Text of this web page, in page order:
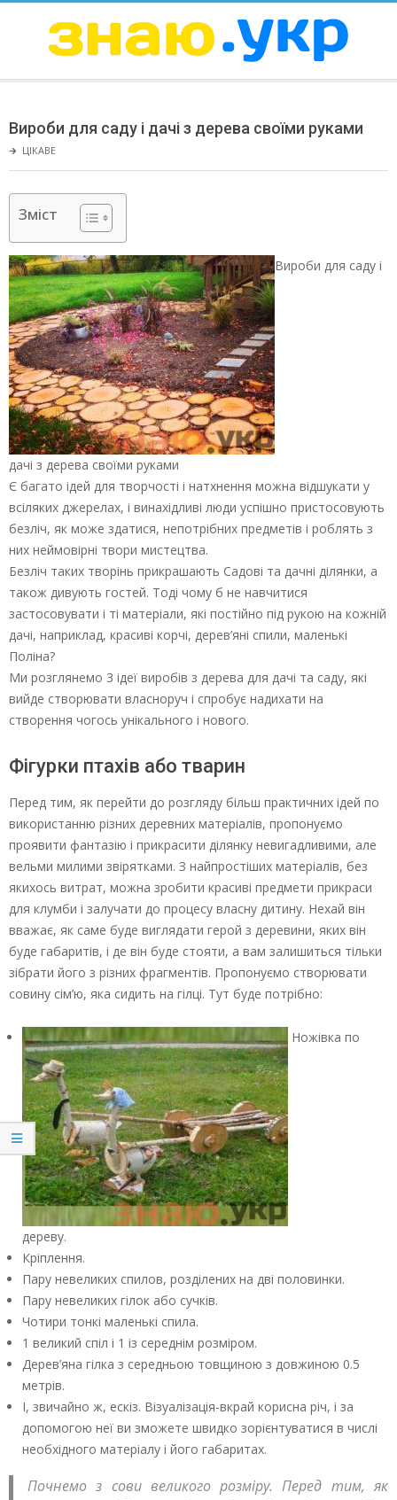
ЗНАЮ
Menu
Вироби для саду і дачі з дерева своїми руками
🡲 ЦІКАВЕ
Зміст
Вироби для саду і
дачі з дерева своїми руками
Є багато ідей для творчості і натхнення можна відшукати у
всіляких джерелах, і винахідливі люди успішно пристосовують
безліч, як може здатися, непотрібних предметів і роблять з
них неймовірні твори мистецтва.
Безліч таких творінь прикрашають Садові та дачні ділянки, а
також дивують гостей. Тоді чому б не навчитися
застосовувати і ті матеріали, які постійно під рукою на кожній
дачі, наприклад, красиві корчі, дерев’яні спили, маленькі
Поліна?
Ми розглянемо 3 ідеї виробів з дерева для дачі та саду, які
вийде створювати власноруч і спробує надихати на
створення чогось унікального і нового.
Фігурки птахів або тварин
Перед тим, як перейти до розгляду більш практичних ідей по
використанню різних деревних матеріалів, пропонуємо
проявити фантазію і прикрасити ділянку невигадливими, але
вельми милими звірятками. З найпростіших матеріалів, без
якихось витрат, можна зробити красиві предмети прикраси
для клумби і залучати до процесу власну дитину. Нехай він
вважає, як саме буде виглядати герой з деревини, яких він
буде габаритів, і де він буде стояти, а вам залишиться тільки
зібрати його з різних фрагментів. Пропонуємо створювати
совину сім’ю, яка сидить на гілці. Тут буде потрібно:
Ножівка по
дереву.
Кріплення.
Пару невеликих спилов, розділених на дві половинки.
Пару невеликих гілок або сучків.
Чотири тонкі маленькі спила.
1 великий спіл і 1 із середнім розміром.
Дерев’яна гілка з середньою товщиною з довжиною 0.5
метрів.
І, звичайно ж, ескіз. Візуалізація-вкрай корисна річ, і за
допомогою неї ви зможете швидко зорієнтуватися в числі
необхідного матеріалу і його габаритах.
Почнемо з сови великого розміру. Перед тим, як